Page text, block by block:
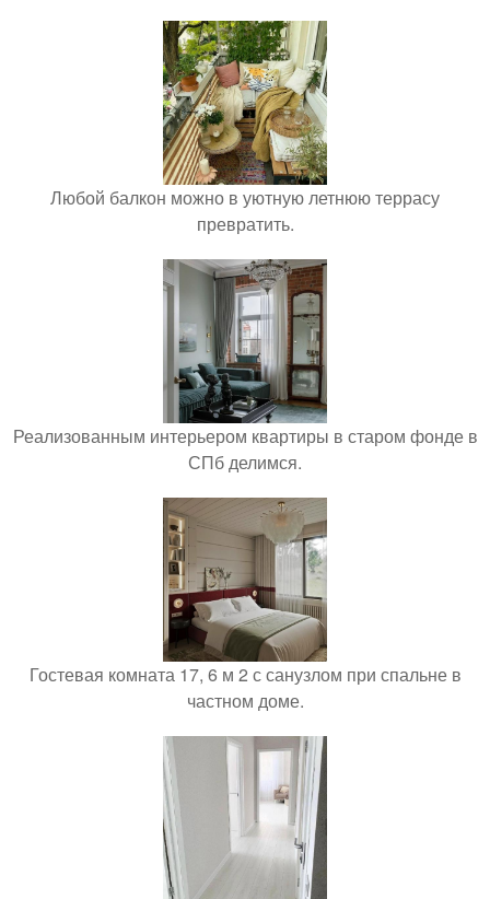
Любой балкон можно в уютную летнюю террасу
превратить.
Реализованным интерьером квартиры в старом фонде в
СПб делимся.
Гостевая комната 17, 6 м 2 с санузлом при спальне в
частном доме.